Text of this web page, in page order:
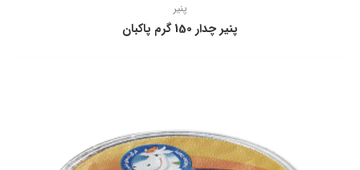
پنیر
پنیر چدار 150 گرم پاکبان